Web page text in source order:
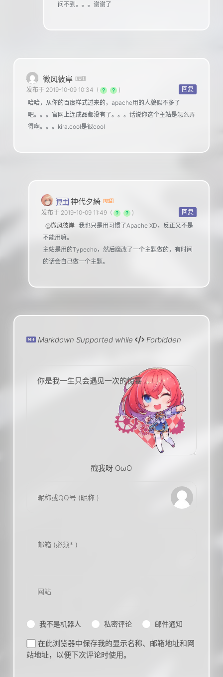
问不到。。。谢谢了
微风彼岸
回复
发布于 2019-10-09 10:34 (
)
哈哈，从你的百度样式过来的，apache用的人貌似不多了
吧。。。官网上连成品都没有了。。。话说你这个主站是怎么弄
得啊。。。kira.cool是很cool
博主 神代夕綺
回复
发布于 2019-10-09 11:49 (
)
@微风彼岸 我也只是用习惯了Apache XD，反正又不是
不能用嘛。
主站是用的Typecho，然后魔改了一个主题做的，有时间
的话会自己做一个主题。
Markdown Supported while Forbidden
你是我一生只会遇见一次的惊喜 ...
戳我呀 OωO
Tieba
我不是机器人 私密评论 邮件通知
在此浏览器中保存我的显示名称、邮箱地址和网
站地址，以便下次评论时使用。